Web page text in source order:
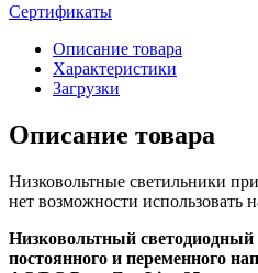
Сертификаты
Описание товара
Характеристики
Загрузки
Описание товара
Низковольтные светильники
нет возможности использовать
Низковольтный светодиодный
постоянного и переменного